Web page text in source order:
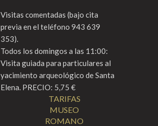
Visitas comentadas (bajo cita
previa en el teléfono 943 639
353).
Todos los domingos a las 11:00:
Visita guiada para particulares al
yacimiento arqueológico de Santa
Elena. PRECIO: 5,75 €
TARIFAS
MUSEO
ROMANO